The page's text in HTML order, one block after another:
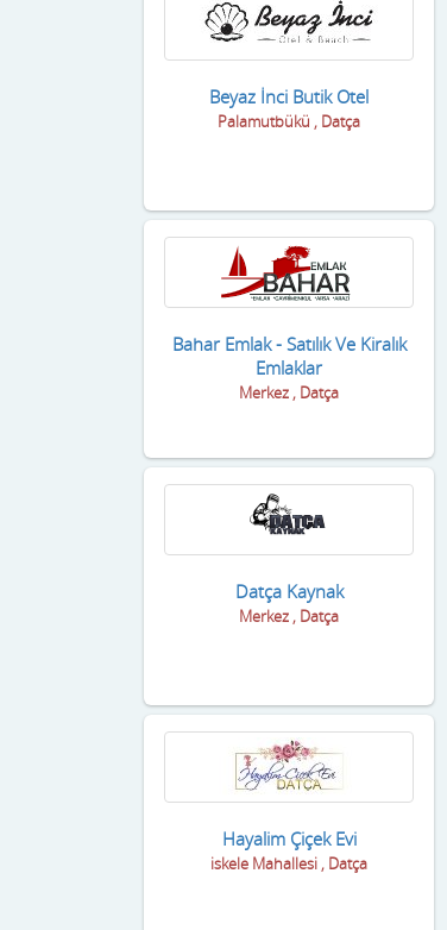
Beyaz İnci Butik Otel
Palamutbükü , Datça
Bahar Emlak - Satılık Ve Kiralık
Emlaklar
Merkez , Datça
Datça Kaynak
Merkez , Datça
Hayalim Çiçek Evi
iskele Mahallesi , Datça